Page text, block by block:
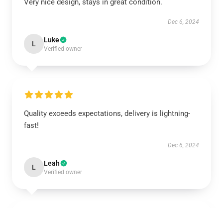
Very nice design, stays in great condition.
Dec 6, 2024
L Luke
Verified owner
Quality exceeds expectations, delivery is lightning-
fast!
Dec 6, 2024
L Leah
Verified owner